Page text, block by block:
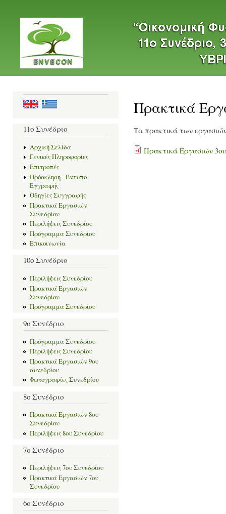
"Οικονομική
των Φυσικών
Πόρων και του
Περιβάλλοντος:
Κλιματική
Αλλαγή"
Πανελλήνιο
Συνέδριο, 31
Οκτωβρίου-1
2014,
Πανεπιστήμιο
Βόλος
11ο Συνέδριο
Αρχική Σελίδα
Γενικές Πληροφορίες
Επιτροπές
Πρόσκληση - Έντυπο
Εγγραφής
Οδηγίες Συγγραφής
Πρακτικά Εργασιών
Συνεδρίου
Περιλήψεις Συνεδρίου
Πρόγραμμα Συνεδρίου
Επικοινωνία
10ο Συνέδριο
Περιλήψεις Συνεδρίου
Πρακτικά Εργασιών
Συνεδρίου
Πρόγραμμα Συνεδρίου
9ο Συνέδριο
Πρόγραμμα Συνεδρίου
Περιλήψεις Συνεδρίου
Πρακτικά Εργασιών 9ου
συνεδρίου
Φωτογραφίες Συνεδρίου
8ο Συνέδριο
Πρακτικά Εργασιών 8ου
Συνεδρίου
Περιλήψεις 8ου Συνεδρίου
7ο Συνέδριο
Περιλήψεις 7ου Συνεδρίου
Πρακτικά Εργασιών 7ου
Συνεδρίου
6ο Συνέδριο
Πρακτικά
Τα πρακτικά των
Πρακτικά Εργασιών